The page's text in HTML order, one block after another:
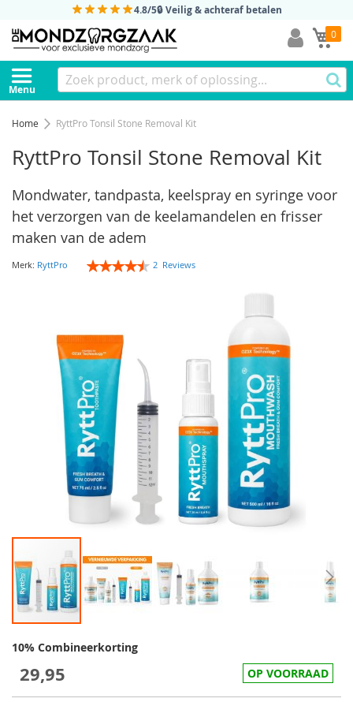
4.8/5🔒 Veilig & achteraf betalen
0
Menu
Home RyttPro Tonsil Stone Removal Kit
RyttPro Tonsil Stone Removal Kit
Mondwater, tandpasta, keelspray en syringe voor
het verzorgen van de keelamandelen en frisser
maken van de adem
Merk: RyttPro
Rating:
2 Reviews
10% Combineerkorting
29,95 OP VOORRAAD